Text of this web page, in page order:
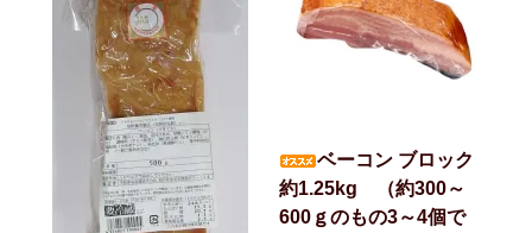
ベーコン ブロック
約1.25kg （約300～
600ｇのもの3～4個で